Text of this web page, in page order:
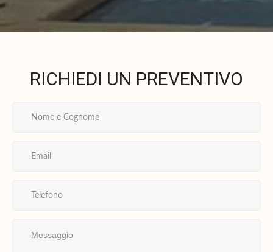
RICHIEDI UN PREVENTIVO